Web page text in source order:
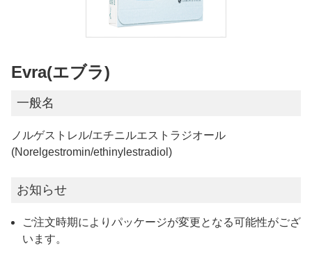
Evra(エブラ)
一般名
ノルゲストレル/エチニルエストラジオール
(Norelgestromin/ethinylestradiol)
お知らせ
ご注文時期によりパッケージが変更となる可能性がござ
います。